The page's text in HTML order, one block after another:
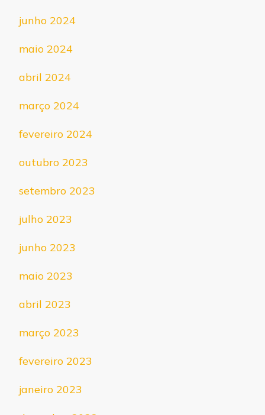
junho 2024
maio 2024
abril 2024
março 2024
fevereiro 2024
outubro 2023
setembro 2023
julho 2023
junho 2023
maio 2023
abril 2023
março 2023
fevereiro 2023
janeiro 2023